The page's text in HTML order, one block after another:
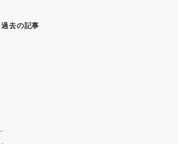
過去の記事